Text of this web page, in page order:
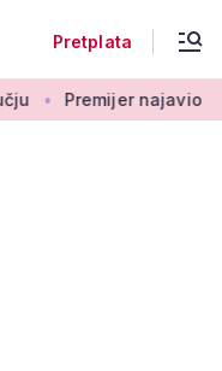
Pretplata
Premijer najavio